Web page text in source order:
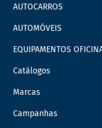
AUTOCARROS
AUTOMÓVEIS
EQUIPAMENTOS
Catálogos
Marcas
Campanhas